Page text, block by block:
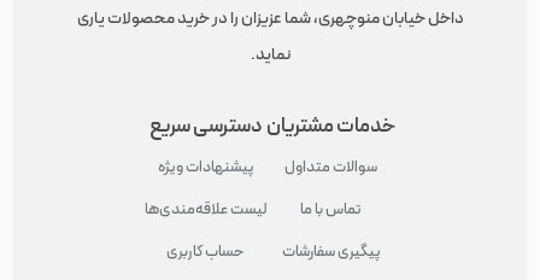
داخل خیابان منوچهری، شما عزیزان را در خرید محصولات یاری
نماید.
خدمات مشتریان
سوالات متداول
تماس با ما
پیگیری سفارشات
دسترسی سریع
پیشنهادات ویژه
لیست علاقه‌مندی‌ها
حساب کاربری